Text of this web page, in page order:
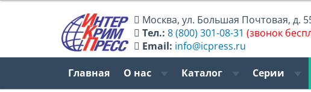
Москва,ул. Большая Почтовая, д.
Тел.: 8 (800) 301-08-31 (звонок
Email: info@icpress.ru
Главная О нас Каталог Серии